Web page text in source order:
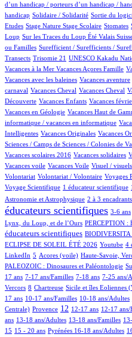
d’un handicap / porteurs d’un handicap /
handicap
2/1055 Solidaire / Solidarité
4/1055 Sortie du
69/1055
4/1055
1/1055
Etudes
1/1055Stage Nature
10/1055 Stage Scolaire
1/1055 Stomates
179/1055
8/1055
2/1055
Loup
12/1055Sur les Traces du Loup Été Valais
10/1055
ou Familles
2/1055 Surefficient / Surefficients /
48/1055
8/1055
12/1055
100/1055
Transects
2/1055 Trisomie 21
1/1055 UNESCO Kakadu
18/1055
1/1055
1/1055
Vacances à la Mer
1/1055 Vacances Açores Famille
47/1055
1/1055
Vacances avec les baleines
1/1055 Vacances aventure
9/1055
1/1055
1/1055
carnaval
108/1055Vacances Cheval
1/1055 Vacances Cheval
20/1055
1/1055
1/1055
Découverte
46/1055 Vacances Enfants
2/1055 Vacances
3/1055
33/1055
Vacances en Géologie
1/1055 Vacances Haut de
1/1055
informatique / vacances en informatique
1/1055
2/1055
1/1055
Intelligentes
2/1055 Vacances Originales
1/1055 Vacances
9/1055
Sciences / Camps de Sciences / Colonies de
1/1055
1/1055
Vacances scolaires 2016
1/1055 Vacances solidaires
1/1055
1/1055
1/1055
1/1055
Vacances voile
1/1055 Vacances Voile
2/1055 Visuel / visuels
10/1055
1/1055
Volontariat
1/1055 Volontariat / Volontaire
86/1055 Voyages
10/1055
Voyage Scientifique
134/1055 1 éducateur scientifique
9/1055
2/1055
12/1055
313/1055
57/1055
Astronomie et Astrophysique
17/1055 2 à 3
616/1055
éducateurs scientifiques
11/1055 3-6 ans
145/1055
54/1055
Lynx, du Loup, et de l’Ours
16/1055 PERCEPTION :
2/1055
296/1055
éducateurs scientifiques
64/1055 BIODIVERSITA
45/1055
ECLIPSE DE SOLEIL ÉTÉ 2026
2/1055 Youtube
36/1055 4
2/1055
2/1055
LinkedIn
18/1055
5
6/1055 Acores (voile)
10/1055 Haute-Savoie,
111/1055
PALEOZOIC : Dinosaures et Paléontologie
4/1055
6/1055
1/1055
71/1055
103/1055
23/1055
121/1055
5/1055
17 ans
35/10557-17 ans/Familles
54/1055 7-18 ans
3/1055 7-25 ans/
10/1055
6/1055
2/1055
3/1055
Vercors
86/1055
8
1/1055 Chartreuse
10/1055 Sicile et îles Eoliennes
97/1055
2/1055
4/1055
18/1055
17 ans
11/105510-17 ans/Familles
6/1055 10-18 ans/Adultes
48/1055
45/1055
9/1055
109/1055
Centrale)
215/1055Provence
426/1055 12
17/1055 12-17 ans
2/1055 12-17 ans/
1/1055
108/1055
13/1055
ans
88/1055
13-18 ans/Adultes
8/1055 13-18 ans/Familles
1/1055
8/1055
3/1055
209/1055
15
26/1055
15 - 20 ans
47/1055 Pyrénées
126/1055 16-18 ans/Adultes
7/1055
3/1055
2/1055
20/1055